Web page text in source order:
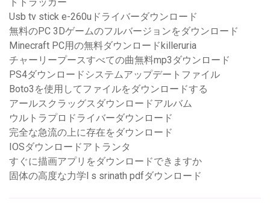
トトラッカー
Usb tv stick e-260uドライバーダウンロード
無料のPC 3Dゲームのフルバージョンをダウンロード
Minecraft PC用の無料ダウンロードkilleruria
チャーリープースすべての曲無料mp3ダウンロード
PS4ダウンロードシステムアップデートファイル
Boto3を使用してファイルをダウンロードする
アールスクラッグスダウンロードアルバム
ウルトラプロドライバーダウンロード
完全な急流の上に存在をダウンロード
IOSダウンロードアトランタ
すぐに描画アプリをダウンロードできますか
固体の高度な力学l s srinath pdfダウンロード